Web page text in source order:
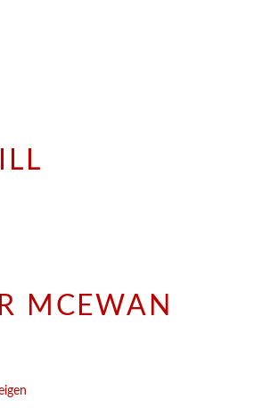
MCEWAN